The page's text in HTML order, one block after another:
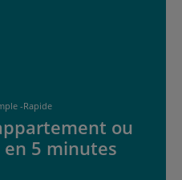
-Rapide
ou
5 minutes